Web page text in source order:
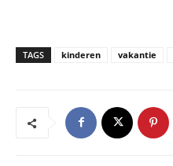
TAGS kinderen vakantie